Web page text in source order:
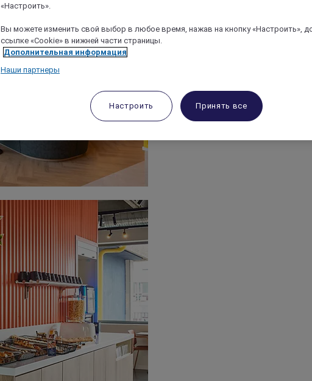
«Настроить».
Вы можете изменить свой выбор в любое время, нажав на кнопку «Настроить»,
ссылке «Cookie» в нижней части страницы.
Дополнительная информация
Наши партнеры
Настроить Принять все